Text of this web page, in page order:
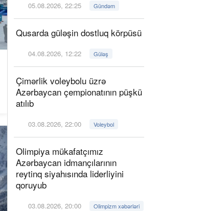
05.08.2026, 22:25 Gündəm
Qusarda güləşin dostluq körpüsü
04.08.2026, 12:22 Güləş
Çimərlik voleybolu üzrə
Azərbaycan çempionatının püşkü
atılıb
03.08.2026, 22:00 Voleybol
Olimpiya mükafatçımız
Azərbaycan idmançılarının
reytinq siyahısında liderliyini
qoruyub
03.08.2026, 20:00 Olimpizm xəbərləri